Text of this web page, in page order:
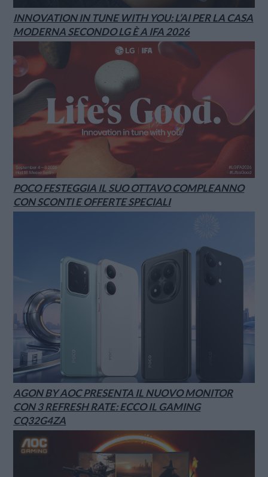
INNOVATION IN TUNE WITH YOU: L’AI PER LA CASA
MODERNA SECONDO LG È A IFA 2026
POCO FESTEGGIA IL SUO OTTAVO COMPLEANNO
CON SCONTI E OFFERTE SPECIALI
AGON BY AOC PRESENTA IL NUOVO MONITOR
CON 3 REFRESH RATE: ECCO IL GAMING
CQ32G4ZA